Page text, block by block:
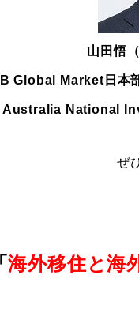
山田悟
Global Market日本
Australia National
ぜ
海外移住と海